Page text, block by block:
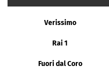
Verissimo
Rai 1
Fuori dal Coro